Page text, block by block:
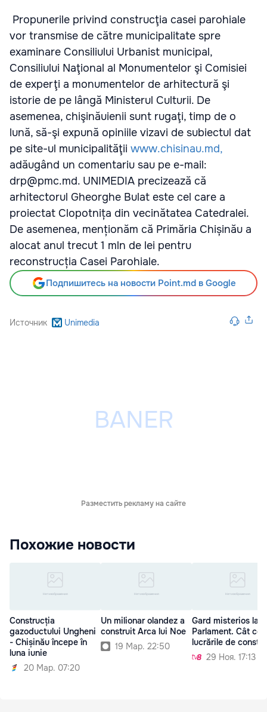
Propunerile privind construcţia casei parohiale
vor transmise de către municipalitate spre
examinare Consiliului Urbanist municipal,
Consiliului Naţional al Monumentelor şi Comisiei
de experţi a monumentelor de arhitectură şi
istorie de pe lângă Ministerul Culturii. De
asemenea, chişinăuienii sunt rugaţi, timp de o
lună, să-şi expună opiniile vizavi de subiectul dat
pe site-ul municipalităţii www.chisinau.md,
adăugând un comentariu sau pe e-mail:
drp@pmc.md. UNIMEDIA precizează că
arhitectorul Gheorghe Bulat este cel care a
proiectat Clopotnița din vecinătatea Catedralei.
De asemenea, menționăm că Primăria Chișinău a
alocat anul trecut 1 mln de lei pentru
reconstrucția Casei Parohiale.
Подпишитесь на новости Point.md в Google
Источник Unimedia
Разместить рекламу на сайте
Похожие новости
Construcția
gazoductului Ungheni
- Chișinău începe în
luna iunie
20 Мар. 07:20
Un milionar olandez a
construit Arca lui Noe
19 Мар. 22:50
Gard misterios la
Parlament. Cât
lucrările de
29 Ноя. 17:13